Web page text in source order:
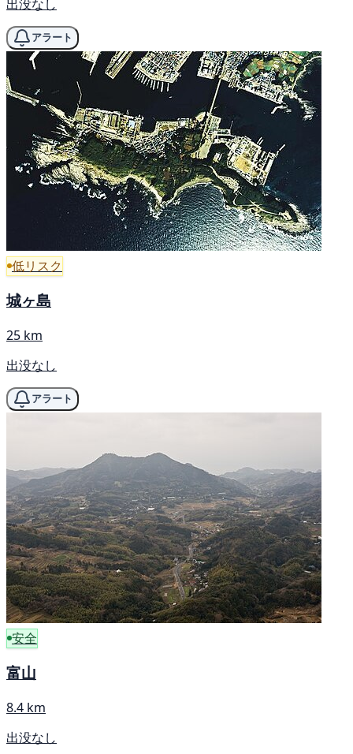
出没なし
アラート
低リスク
城ヶ島
25 km
出没なし
アラート
安全
富山
8.4 km
出没なし